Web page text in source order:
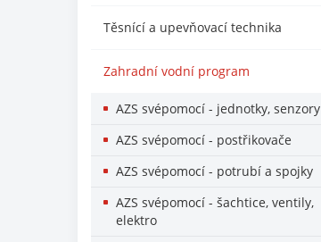
Těsnící a upevňovací technika
Zahradní vodní program
AZS svépomocí - jednotky, senzory
AZS svépomocí - postřikovače
AZS svépomocí - potrubí a spojky
AZS svépomocí - šachtice, ventily,
elektro